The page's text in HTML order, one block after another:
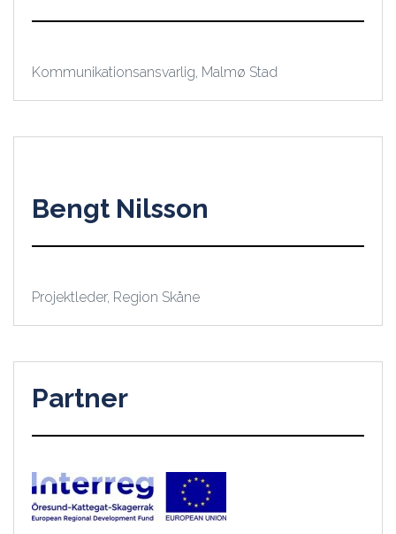
Kommunikationsansvarlig, Malmø Stad
Bengt Nilsson
Projektleder, Region Skåne
Partner